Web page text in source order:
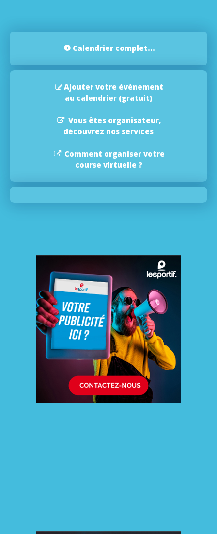
Calendrier complet...
Ajouter votre évènement
au calendrier (gratuit)
Vous êtes organisateur,
découvrez nos services
Comment organiser votre
course virtuelle ?